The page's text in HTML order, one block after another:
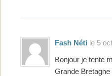
Fash Néti le 5
Bonjour je tente
Grande Bretagne